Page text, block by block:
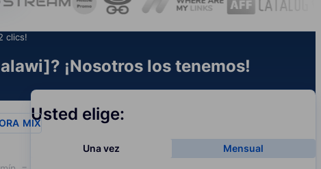
clics!
¡Nosotros los tenemos!
MIXUsted elige:
Una vez Mensual